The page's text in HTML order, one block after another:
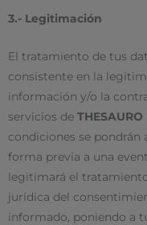
3.- Legitimación
El tratamiento de tus
consistente en la
información y/o la
servicios de THESAURO
condiciones se pondrán
forma previa a una
legitimará el
jurídica del
informado, poniendo a